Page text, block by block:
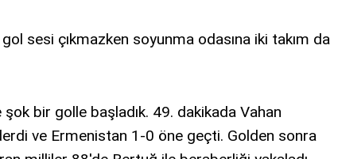
sesi çıkmazken soyunma odasına iki takım da
şok bir golle başladık. 49. dakikada Vahan
ve Ermenistan 1-0 öne geçti. Golden sonra